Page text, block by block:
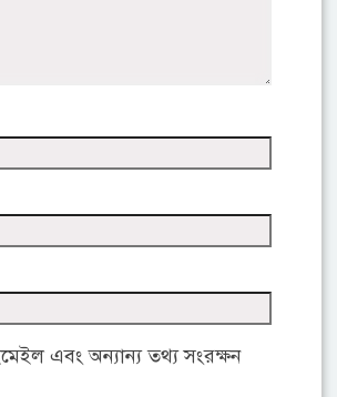
এবং অন্যান্য তথ্য সংরক্ষন